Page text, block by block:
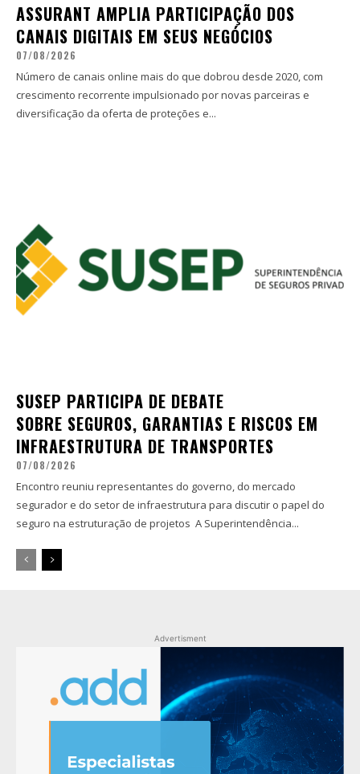
ASSURANT AMPLIA PARTICIPAÇÃO DOS
CANAIS DIGITAIS EM SEUS NEGÓCIOS
07/08/2026
Número de canais online mais do que dobrou desde 2020, com
crescimento recorrente impulsionado por novas parceiras e
diversificação da oferta de proteções e...
SUSEP PARTICIPA DE DEBATE
SOBRE SEGUROS, GARANTIAS E RISCOS EM
INFRAESTRUTURA DE TRANSPORTES
07/08/2026
Encontro reuniu representantes do governo, do mercado
segurador e do setor de infraestrutura para discutir o papel do
seguro na estruturação de projetos A Superintendência...
Advertisment